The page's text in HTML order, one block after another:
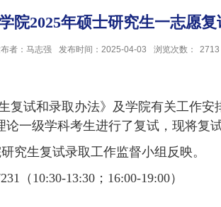
院2025年硕士研究生一志愿
者：马志强 发布时间：2025-04-03 浏览次数： 2713
复试和录取办法》及学院有关工作
论一级学科考生进行了复试，现将复
究生复试录取工作监督小组反映。
（ 10:30-13:30； 16:00-19:00）